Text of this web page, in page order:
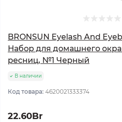
BRONSUN Eyelash And
Набор для домашнего
ресниц, №1 Черный
В наличии
Код товара: 4620021333374
22.60Br